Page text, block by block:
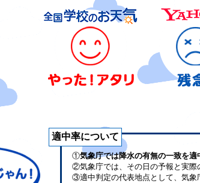
適中率について
①気象庁では降水の有無の一致を適
②気象庁では、その日の予報と実際
③適中判定の代表地点として、気象